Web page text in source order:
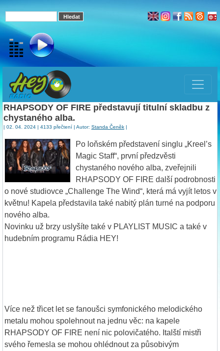
RHAPSODY OF FIRE představují titulní skladbu z
chystaného alba.
| 02. 04. 2024 | 4133 přečtení | Autor: Standa Čeněk |
Po loňském představení singlu „Kreel’s
Magic Staff“, první předzvěsti
chystaného nového alba, zveřejnili
RHAPSODY OF FIRE další podrobnosti
o nové studiovce „Challenge The Wind“, která má vyjít letos v
květnu! Kapela představila také nabitý plán turné na podporu
nového alba.
Novinku už brzy uslyšíte také v PLAYLIST MUSIC a také v
hudebním programu Rádia HEY!
Více než třicet let se fanoušci symfonického melodického
metalu mohou spolehnout na jednu věc: na kapele
RHAPSODY OF FIRE není nic polovičatého. Italští mistři
svého řemesla se mohou ohlédnout za působivým